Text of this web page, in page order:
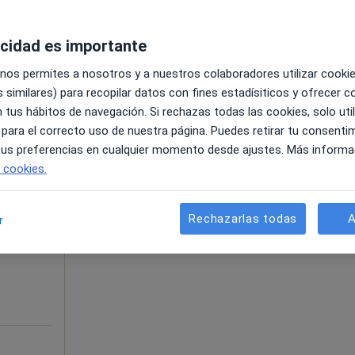
Lagos, Granada •Mapa
120 €
es importante
permites a nosotros y a nuestros colaboradores utilizar
similares) para recopilar datos con fines estadísiticos y ofrecer
tus hábitos de navegación. Si rechazas todas las cookies, solo
el correcto uso de nuestra página. Puedes retirar tu
preferencias en cualquier momento desde ajustes. Más
Rechazarlas todas